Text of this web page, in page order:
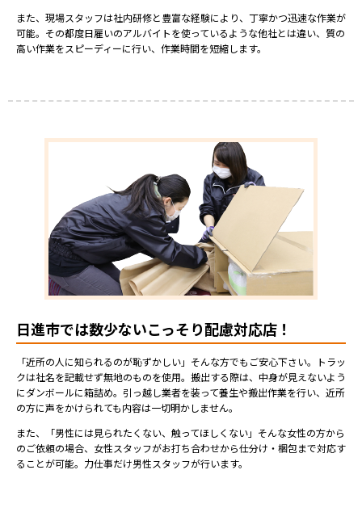
また、現場スタッフは社内研修と豊富な経験により、丁寧かつ迅速な作業が
可能。その都度日雇いのアルバイトを使っているような他社とは違い、質の
高い作業をスピーディーに行い、作業時間を短縮します。
日進市では数少ないこっそり配慮対応店！
「近所の人に知られるのが恥ずかしい」そんな方でもご安心下さい。トラッ
クは社名を記載せず無地のものを使用。搬出する際は、中身が見えないよう
にダンボールに箱詰め。引っ越し業者を装って養生や搬出作業を行い、近所
の方に声をかけられても内容は一切明かしません。
また、「男性には見られたくない、触ってほしくない」そんな女性の方から
のご依頼の場合、女性スタッフがお打ち合わせから仕分け・梱包まで対応す
ることが可能。力仕事だけ男性スタッフが行います。